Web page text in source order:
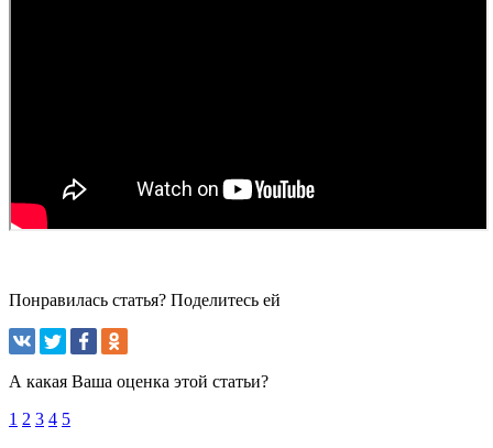
Понравилась статья? Поделитесь ей
А какая Ваша оценка этой статьи?
1 2 3 4 5